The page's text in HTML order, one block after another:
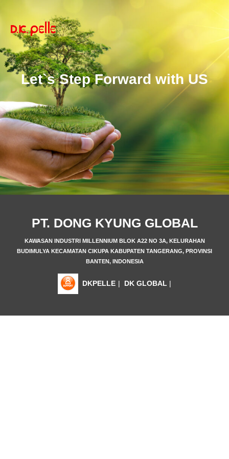
Let`s Step Forward with US
PT. DONG KYUNG GLOBAL
KAWASAN INDUSTRI MILLENNIUM BLOK A22 NO 3A, KELURAHAN
BUDIMULYA KECAMATAN CIKUPA KABUPATEN TANGERANG, PROVINSI
BANTEN, INDONESIA
DKPELLE | DK GLOBAL |